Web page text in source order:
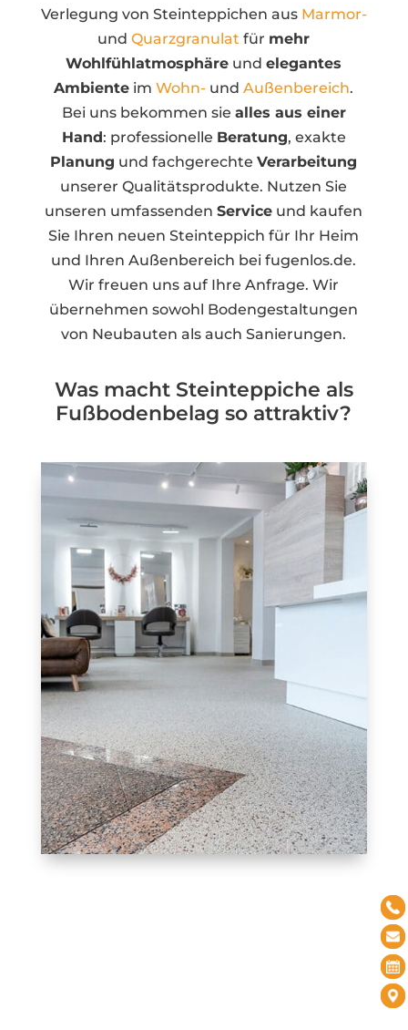
Verlegung von Steinteppichen aus Marmor-
undQuarzgranulat für mehr
Wohlfühlatmosphäre undelegantes
Ambiente imWohn- undAußenbereich.
Bei uns bekommen sie alles aus einer
Hand: professionelle Beratung, exakte
Planung und fachgerechteVerarbeitung
unserer Qualitätsprodukte. Nutzen Sie
unseren umfassendenService und kaufen
Sie Ihren neuen Steinteppich für Ihr Heim
und Ihren Außenbereich bei fugenlos.de.
Wir freuen uns auf Ihre Anfrage. Wir
übernehmen sowohl Bodengestaltungen
von Neubauten als auch Sanierungen.
Was macht Steinteppiche als
Fußbodenbelag so attraktiv?